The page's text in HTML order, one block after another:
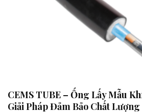
CEMS TUBE – Ống Lấy Mẫu
Giải Pháp Đảm Bảo Chất